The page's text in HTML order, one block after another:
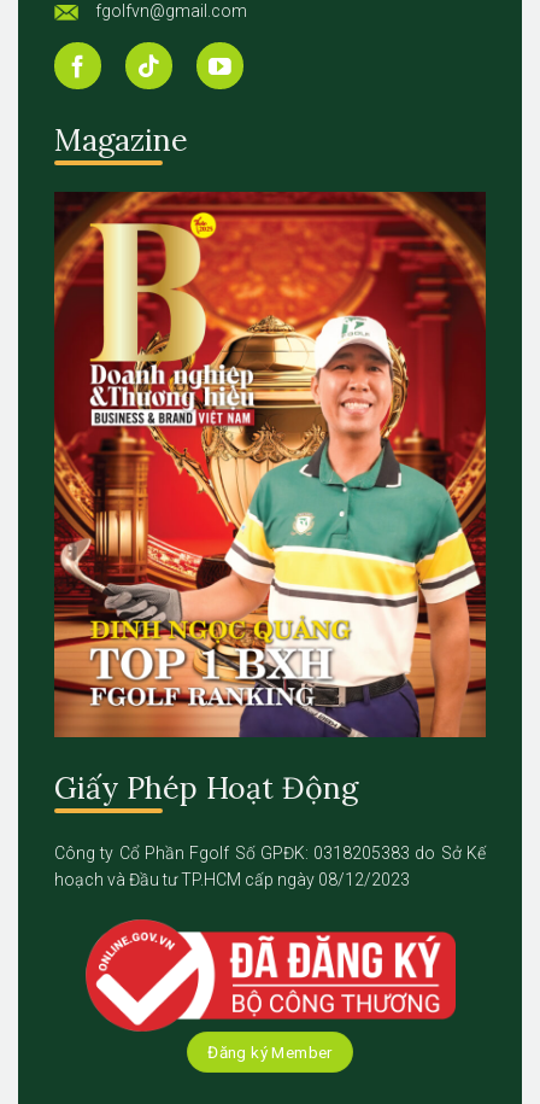
fgolfvn@gmail.com
Magazine
Giấy Phép Hoạt Động
Công ty Cổ Phần Fgolf Số GPĐK: 0318205383 do Sở Kế
hoạch và Đầu tư TP.HCM cấp ngày 08/12/2023
Đăng ký Member